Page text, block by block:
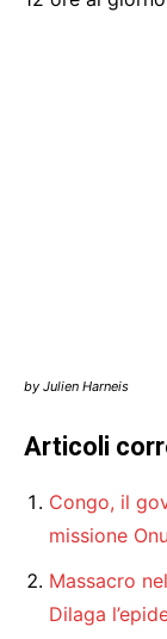
by Julien Harneis
Articoli
Congo, il
missione
Massacro
Dilaga